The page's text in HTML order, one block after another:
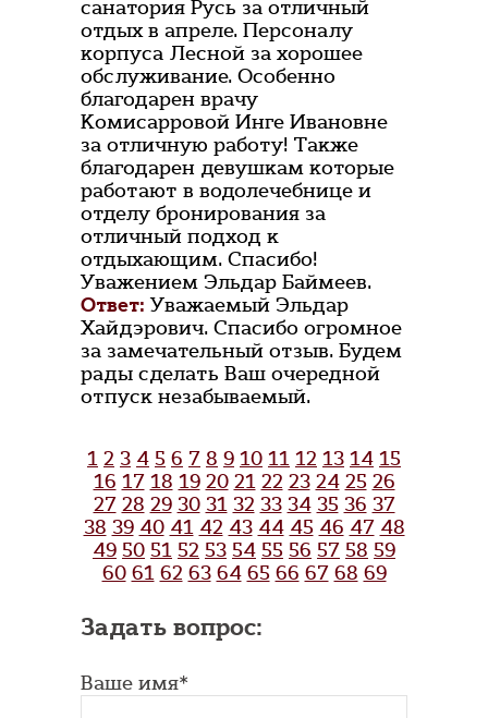
санатория Русь за отличный
отдых в апреле. Персоналу
корпуса Лесной за хорошее
обслуживание. Особенно
благодарен врачу
Комисарровой Инге Ивановне
за отличную работу! Также
благодарен девушкам которые
работают в водолечебнице и
отделу бронирования за
отличный подход к
отдыхающим. Спасибо!
Уважением Эльдар Баймеев.
Ответ: Уважаемый Эльдар
Хайдэрович. Спасибо огромное
за замечательный отзыв. Будем
рады сделать Ваш очередной
отпуск незабываемый.
1 2 3 4 5 6 7 8 9 10 11 12 13 14 15
16 17 18 19 20 21 22 23 24 25 26
27 28 29 30 31 32 33 34 35 36 37
38 39 40 41 42 43 44 45 46 47 48
49 50 51 52 53 54 55 56 57 58 59
60 61 62 63 64 65 66 67 68 69
Задать вопрос:
Ваше имя*